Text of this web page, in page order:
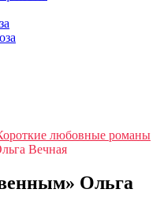
любовные романы
Вечная
Ольга